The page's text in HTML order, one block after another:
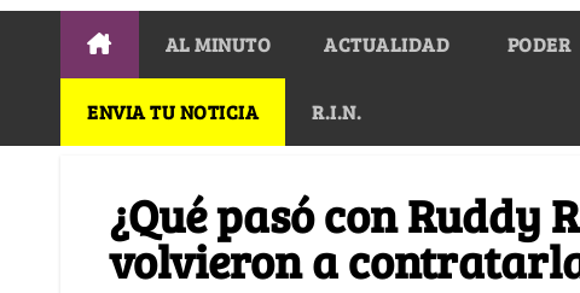
AL MINUTO ACTUALIDAD PODER
ENVIA TU NOTICIA R.I.N.
¿Qué pasó con Ruddy
volvieron a